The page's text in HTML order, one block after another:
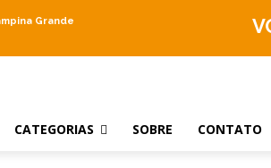
Grande
CATEGORIAS SOBRE CONTATO